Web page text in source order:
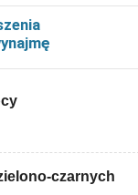
czarnych